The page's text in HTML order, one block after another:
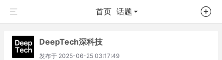
首页 话题
DeepTech深科技
发布于 2025-06-25 03:17:49